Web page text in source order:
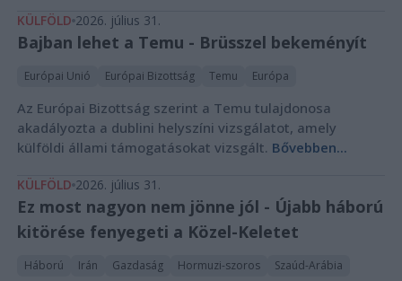
KÜLFÖLD 2026. július 31.
Bajban lehet a Temu - Brüsszel bekeményít
Európai Unió Európai Bizottság Temu Európa
Az Európai Bizottság szerint a Temu tulajdonosa
akadályozta a dublini helyszíni vizsgálatot, amely
külföldi állami támogatásokat vizsgált. Bővebben...
KÜLFÖLD 2026. július 31.
Ez most nagyon nem jönne jól - Újabb háború
kitörése fenyegeti a Közel-Keletet
Háború Irán Gazdaság Hormuzi-szoros Szaúd-Arábia